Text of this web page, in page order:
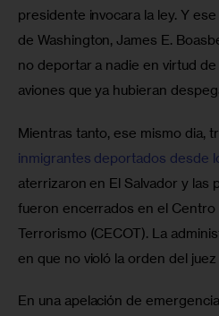
presidente invocara la ley. Y
de Washington, James E.
no deportar a nadie en virtud
aviones que ya hubieran
Mientras tanto, ese mismo dia,
inmigrantes deportados desde
aterrizaron en El Salvador y las
fueron encerrados en el
Terrorismo (CECOT). La
en que no violó la orden del
En una apelación de